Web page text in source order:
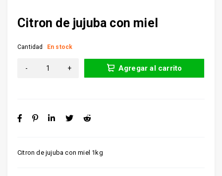
Citron de jujuba con miel
Citron de jujuba con miel 1kg
Cantidad En stock
Agregar al carrito